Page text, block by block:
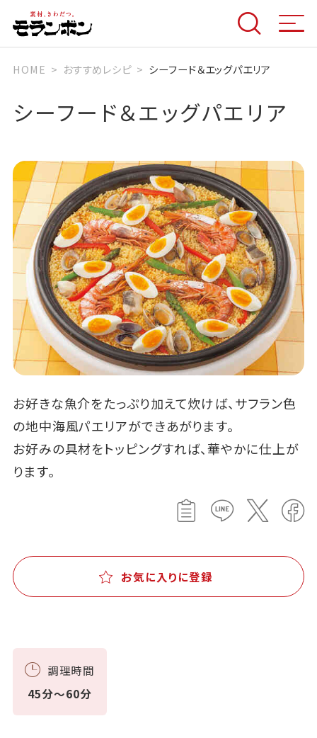
HOME おすすめレシピ シーフード＆エッグパエリア
シーフード＆エッグパエリア
お好きな魚介をたっぷり加えて炊けば、サフラン色
の地中海風パエリアができあがります。
お好みの具材をトッピングすれば、華やかに仕上が
ります。
お気に入りに登録
調理時間
45分～60分